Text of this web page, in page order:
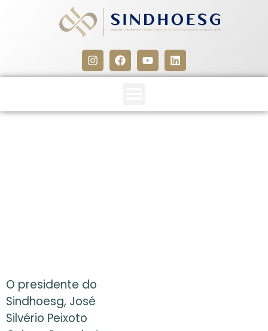
O presidente do
Sindhoesg, José
Silvério Peixoto